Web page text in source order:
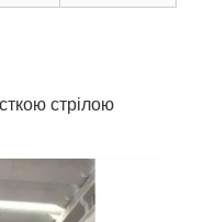
стрілою